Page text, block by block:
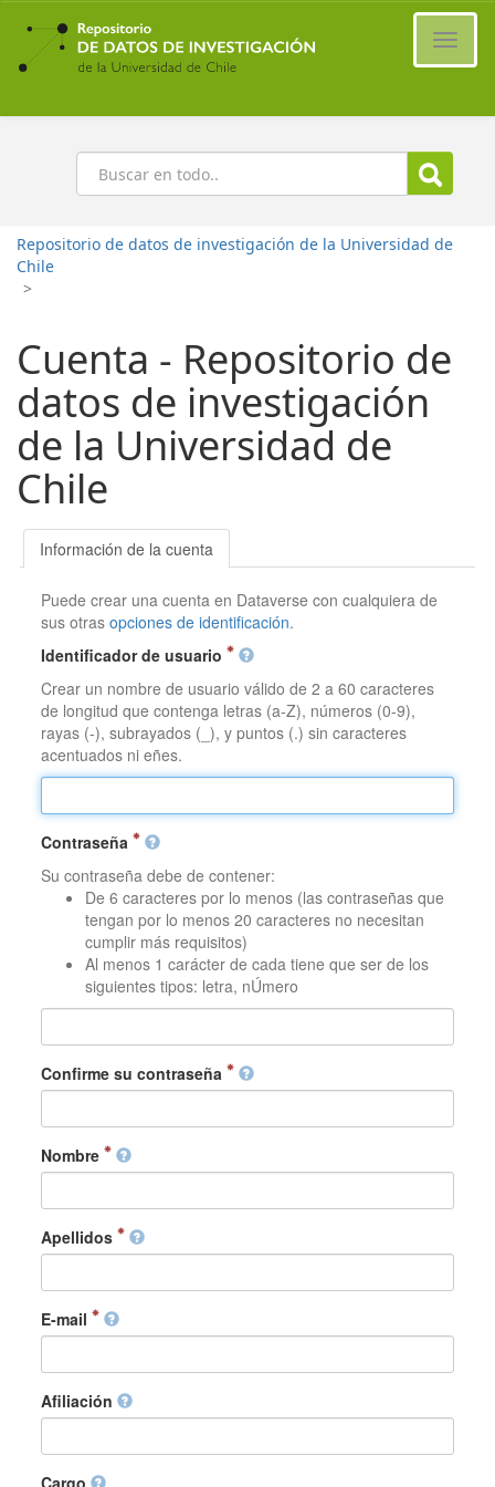
Ir
contenido
principal
Buscar
Repositorio de datos de investigación de la Universidad de
Chile
>
Cuenta - Repositorio de
datos de investigación
de la Universidad de
Chile
Información de la cuenta
Puede crear una cuenta en Dataverse con cualquiera de
sus otrasopciones de identificación.
Identificador de usuario
Crear un nombre de usuario válido de 2 a 60 caracteres
de longitud que contenga letras (a-Z), números (0-9),
rayas (-), subrayados (_), y puntos (.) sin caracteres
acentuados ni eñes.
Contraseña
Su contraseña debe de contener:
De 6 caracteres por lo menos (las contraseñas que
tengan por lo menos 20 caracteres no necesitan
cumplir más requisitos)
Al menos 1 carácter de cada tiene que ser de los
siguientes tipos: letra, nÚmero
Confirme su contraseña
Nombre
Apellidos
E-mail
Afiliación
Cargo